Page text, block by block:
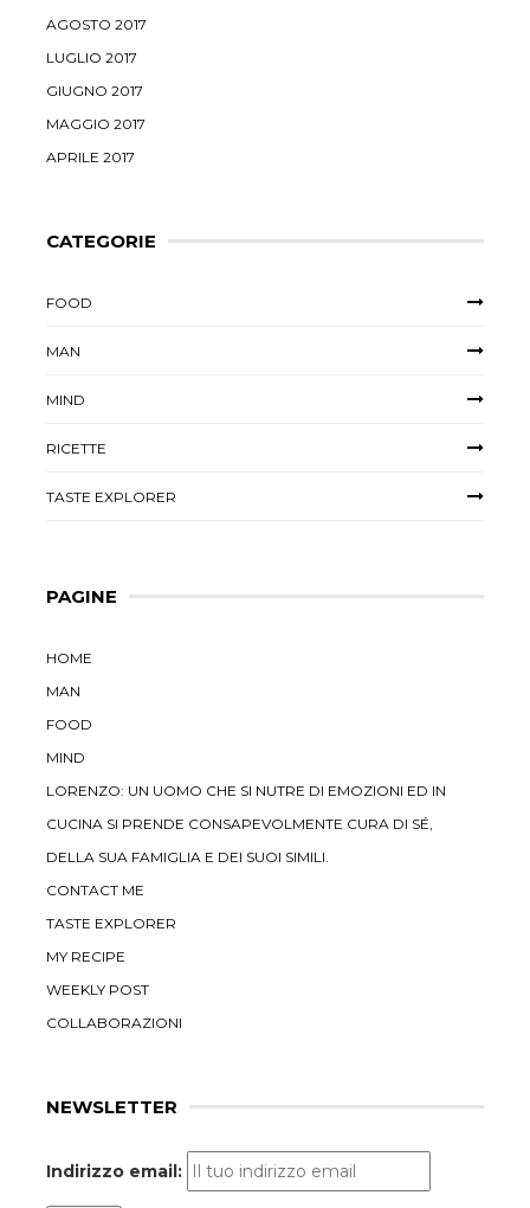
AGOSTO 2017
LUGLIO 2017
GIUGNO 2017
MAGGIO 2017
APRILE 2017
CATEGORIE
FOOD
MAN
MIND
RICETTE
TASTE EXPLORER
PAGINE
HOME
MAN
FOOD
MIND
LORENZO: UN UOMO CHE SI NUTRE DI EMOZIONI ED IN
CUCINA SI PRENDE CONSAPEVOLMENTE CURA DI SÉ,
DELLA SUA FAMIGLIA E DEI SUOI SIMILI.
CONTACT ME
TASTE EXPLORER
MY RECIPE
WEEKLY POST
COLLABORAZIONI
NEWSLETTER
Indirizzo email: